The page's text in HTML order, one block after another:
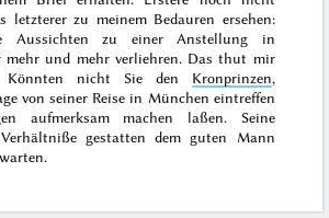
letzterer zu meinem Bedauren ersehen:
Aussichten zu einer Anstellung in
mehr und mehr verliehren. Das thut mir
Könnten nicht Sie den Kronprinzen,
von seiner Reise in München eintreffen
aufmerksam machen laßen. Seine
Verhältniße gestatten dem guten Mann